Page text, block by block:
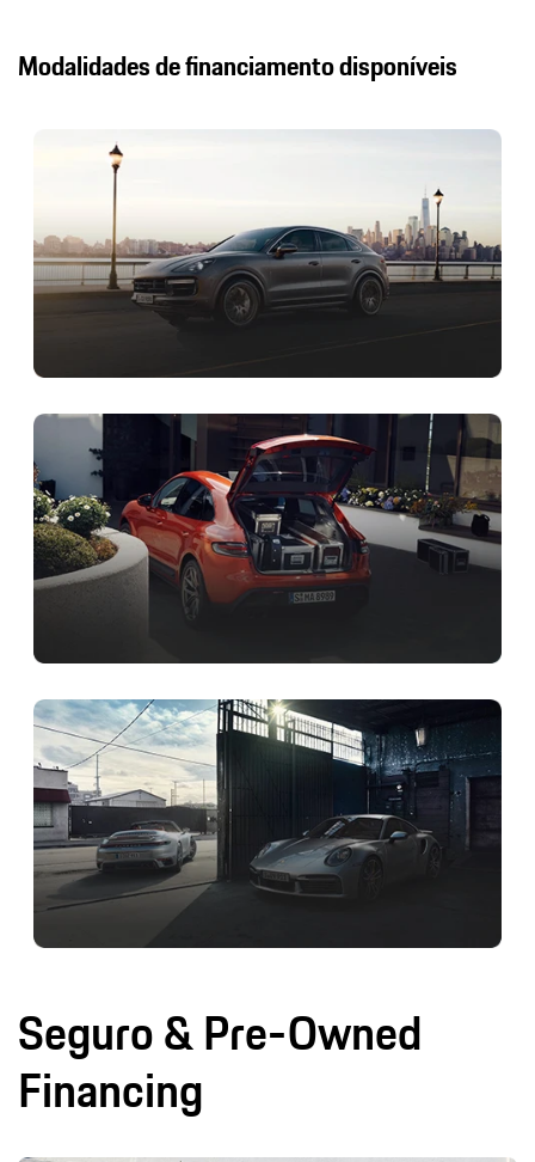
Modalidades de financiamento disponíveis
Seguro & Pre-Owned
Financing